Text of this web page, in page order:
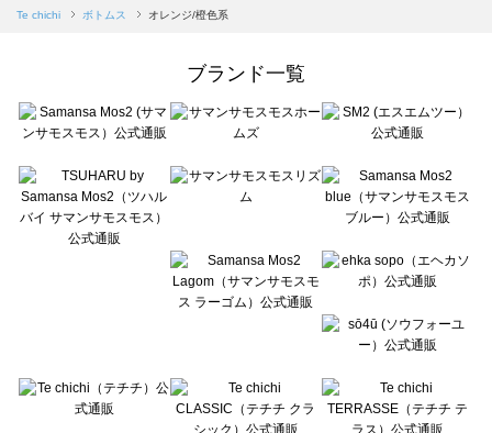
Samansa Mos2 blue（サマンサモスモス ブルー）のボトムス一覧
sō4ū（ソウフォーユー）のボトムス一覧
Te chichi（テチチ）のボトムス一覧
Te chichi CLASSIC（テチチ クラシック）のボトムス一覧
Lugnoncure（ルノンキュール）のボトムス一覧
BETTY'S BLUE（べティーズブルー）のボトムス一覧
Wpc.（ワールドパーティー）のボトムス一覧
Te chichi ボトムス オレンジ/橙色系
ブランド一覧